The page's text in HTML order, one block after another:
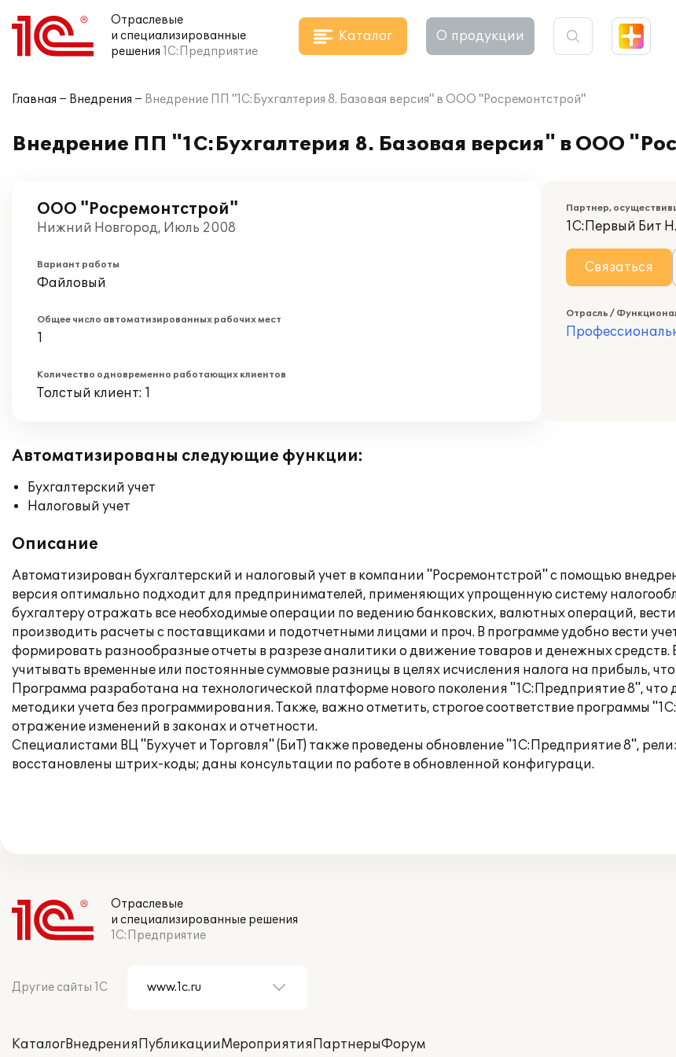
Отраслевые
и специализированные
решения 1С:Предприятие
Каталог О продукции
Главная Внедрения Внедрение ПП "1С:Бухгалтерия 8. Базовая версия" в ООО "Росремонтстрой"
Внедрение ПП "1С:Бухгалтерия 8. Базовая версия" в ООО
ООО "Росремонтстрой"
Нижний Новгород, Июль 2008
Вариант работы
Файловый
Общее число автоматизированных рабочих мест
1
Количество одновременно работающих клиентов
Толстый клиент: 1
Партнер,
1С:Первый Бит
Связаться
Отрасль /
Автоматизированы следующие функции:
Бухгалтерский учет
Налоговый учет
Описание
Автоматизирован бухгалтерский и налоговый учет в компании "Росремонтстрой" с помощью
версия оптимально подходит для предпринимателей, применяющих упрощенную систему
бухгалтеру отражать все необходимые операции по ведению банковских, валютных операций,
производить расчеты с поставщиками и подотчетными лицами и проч. В программе удобно вести
формировать разнообразные отчеты в разрезе аналитики о движение товаров и денежных средств.
учитывать временные или постоянные суммовые разницы в целях исчисления налога на прибыль,
Программа разработана на технологической платформе нового поколения "1С:Предприятие 8",
методики учета без программирования. Также, важно отметить, строгое соответствие программы
отражение изменений в законах и отчетности.
Специалистами ВЦ "Бухучет и Торговля" (БиТ) также проведены обновление "1С:Предприятие 8",
восстановлены штрих-коды; даны консультации по работе в обновленной конфигураци.
Отраслевые
и специализированные решения
1С:Предприятие
Другие сайты 1С
КаталогВнедренияПубликацииМероприятияПартнерыФорум